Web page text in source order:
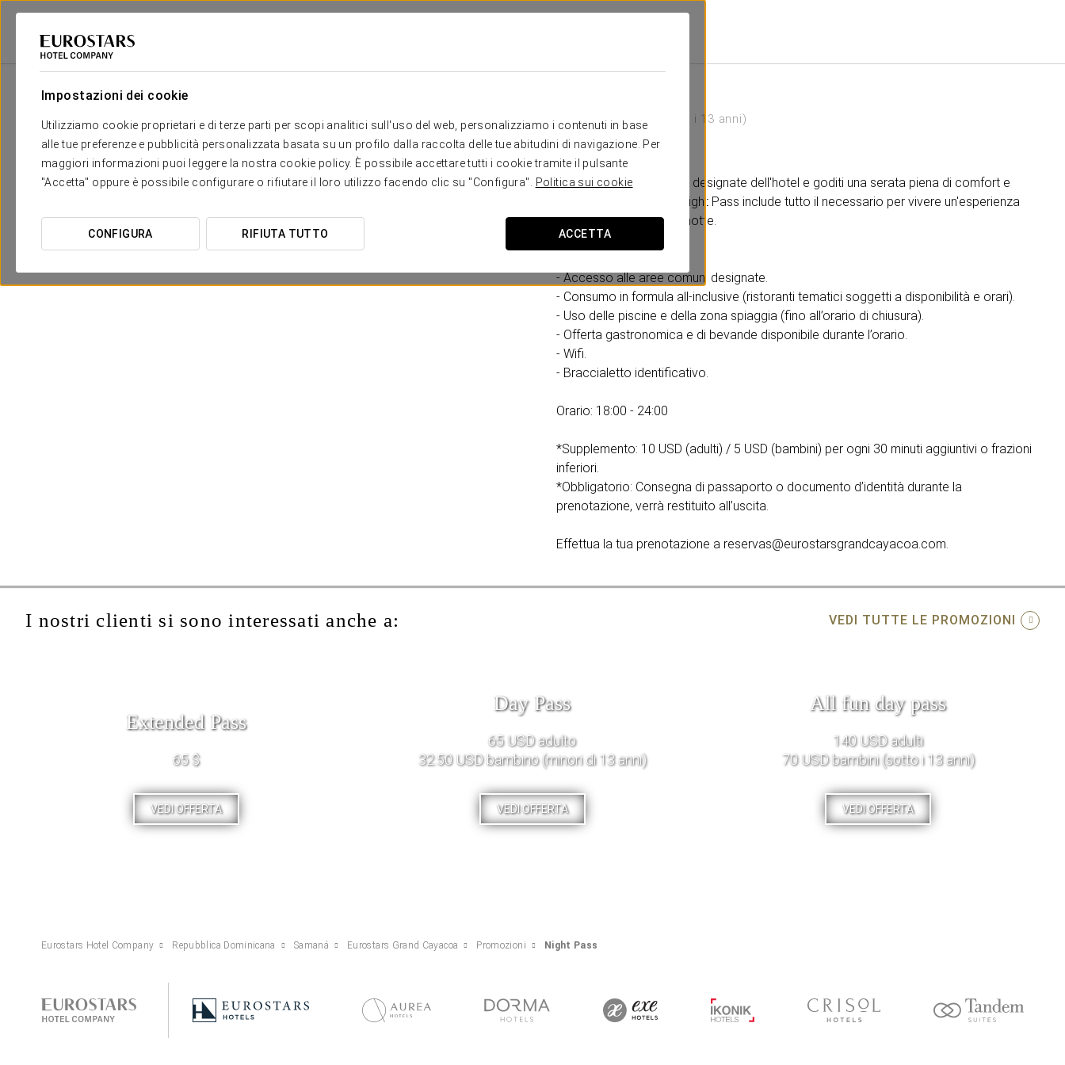
Impostazioni dei cookie
Utilizziamo cookie proprietari e di terze parti per scopi analitici sull'uso del web, personalizziamo i contenuti in base
alle tue preferenze e pubblicità personalizzata basata su un profilo dalla raccolta delle tue abitudini di navigazione. Per
maggiori informazioni puoi leggere la nostra cookie policy. È possibile accettare tutti i cookie tramite il pulsante
"Accetta" oppure è possibile configurare o rifiutare il loro utilizzo facendo clic su "Configura".
Politica sui cookie
CONFIGURA RIFIUTA TUTTO ACCETTA
Eurostars Hotel Company
40 USD bambini (sotto i 13 anni)
Night Pass
Accedi alle aree comuni designate dell'hotel e goditi una serata piena di comfort e
divertimento. Il nostro Night Pass include tutto il necessario per vivere un'esperienza
completa fino a mezzanotte.
- Accesso alle aree comuni designate.
- Consumo in formula all-inclusive (ristoranti tematici soggetti a disponibilità e orari).
- Uso delle piscine e della zona spiaggia (fino all’orario di chiusura).
- Offerta gastronomica e di bevande disponibile durante l’orario.
- Wifi.
- Braccialetto identificativo.
Orario: 18:00 - 24:00
*Supplemento: 10 USD (adulti) / 5 USD (bambini) per ogni 30 minuti aggiuntivi o frazioni
inferiori.
*Obbligatorio: Consegna di passaporto o documento d’identità durante la
prenotazione, verrà restituito all’uscita.
Effettua la tua prenotazione a reservas@eurostarsgrandcayacoa.com.
I nostri clienti si sono interessati anche a: VEDI TUTTE LE PROMOZIONI
Extended Pass
65 $
VEDI OFFERTA
Day Pass
65 USD adulto
32.50 USD bambino (minori di 13 anni)
VEDI OFFERTA
All fun day pass
140 USD adulti
70 USD bambini (sotto i 13 anni)
VEDI OFFERTA
Eurostars Hotel Company Repubblica Dominicana Samaná Eurostars Grand Cayacoa Promozioni Night Pass